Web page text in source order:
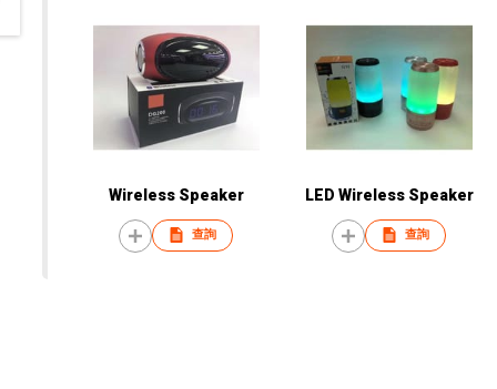
Wireless Speaker
查詢
LED Wireless Speaker
查詢